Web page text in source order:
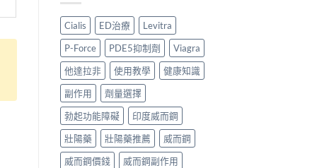
南〉
中
果、
正
確
用
法
與
港
購
買
南〉
中
代
與
Climax
印
度
神
實
測
比
較〉
中
用
家
評
價
｜
Hamer
馬
糖、
Spinach
糖、
Mentalk
Cialis ED治療
Levitra
P-Force
PDE5抑制劑
Viagra
他達拉非
使用教學
健康知識
副作用
劑量選擇
勃起功能障礙
印度威而鋼
壯陽藥
壯陽藥推薦
威而鋼
威而鋼價錢
威而鋼副作用